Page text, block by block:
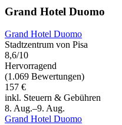
Grand Hotel Duomo
Grand Hotel Duomo
Stadtzentrum von Pisa
8,6/10
Hervorragend
(1.069 Bewertungen)
157 €
inkl. Steuern & Gebühren
8. Aug.–9. Aug.
Grand Hotel Duomo